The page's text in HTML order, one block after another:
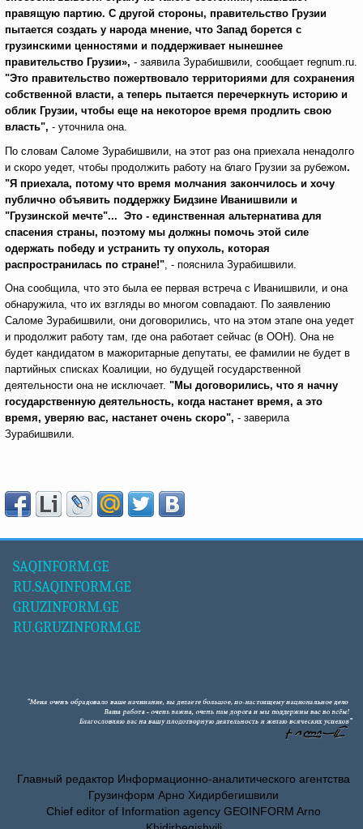
правящую партию. С другой стороны, правительство Грузии
пытается создать у народа мнение, что Запад борется с
грузинскими ценностями и поддерживает нынешнее
правительство Грузии», - заявила Зурабишвили, сообщает regnum.ru.
"Это правительство пожертвовало территориями для сохранения
собственной власти, а теперь пытается перечеркнуть историю и
облик Грузии, чтобы еще на некоторое время продлить свою
власть", - уточнила она.
По словам Саломе Зурабишвили, на этот раз она приехала ненадолго
и скоро уедет, чтобы продолжить работу на благо Грузии за рубежом.
"Я приехала, потому что время молчания закончилось и хочу
публично объявить поддержку Бидзине Иванишвили и
"Грузинской мечте"... Это - единственная альтернатива для
спасения страны, поэтому мы должны помочь этой силе
одержать победу и устранить ту опухоль, которая
распространилась по стране!", - пояснила Зурабишвили.
Она сообщила, что это была ее первая встреча с Иванишвили, и она
обнаружила, что их взгляды во многом совпадают. По заявлению
Саломе Зурабишвили, они договорились, что на этом этапе она уедет
и продолжит работу там, где она работает сейчас (в ООН). Она не
будет кандидатом в мажоритарные депутаты, ее фамилии не будет в
партийных списках Коалиции, но будущей государственной
деятельности она не исключает. "Мы договорились, что я начну
государственную деятельность, когда настанет время, а это
время, уверяю вас, настанет очень скоро", - заверила
Зурабишвили.
SAQINFORM.GE
RU.SAQINFORM.GE
GRUZINFORM.GE
RU.GRUZINFORM.GE
Главный редактор Информационно-аналитического агентства
Грузинформ Арно Хидирбегишвили
Chief editor of Information agency GEOINFORM Arno